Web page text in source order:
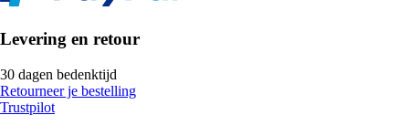
Levering en retour
30 dagen bedenktijd
Retourneer je bestelling
Trustpilot